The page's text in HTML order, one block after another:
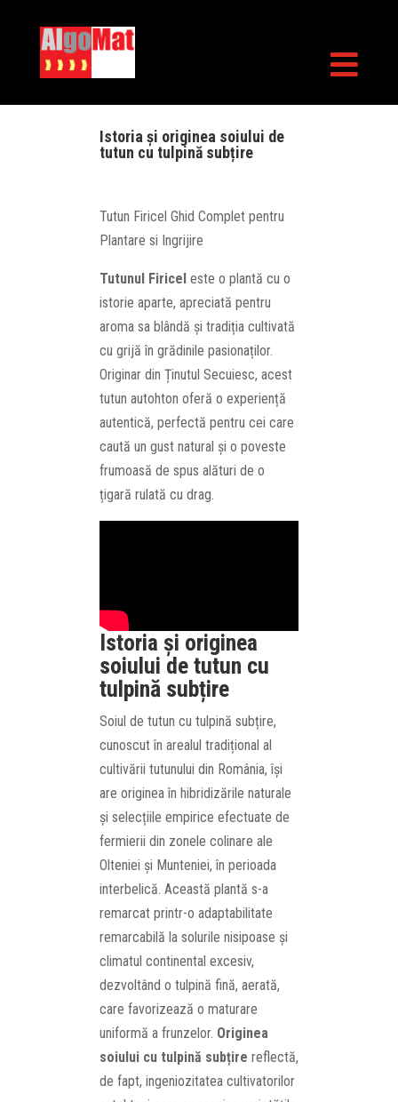

Istoria și originea soiului de
tutun cu tulpină subțire
Tutun Firicel Ghid Complet pentru
Plantare si Ingrijire
Tutunul Firicel este o plantă cu o
istorie aparte, apreciată pentru
aroma sa blândă și tradiția cultivată
cu grijă în grădinile pasionaților.
Originar din Ținutul Secuiesc, acest
tutun autohton oferă o experiență
autentică, perfectă pentru cei care
caută un gust natural și o poveste
frumoasă de spus alături de o
țigară rulată cu drag.
Istoria și originea
soiului de tutun cu
tulpină subțire
Soiul de tutun cu tulpină subțire,
cunoscut în arealul tradițional al
cultivării tutunului din România, își
are originea în hibridizările naturale
și selecțiile empirice efectuate de
fermierii din zonele colinare ale
Olteniei și Munteniei, în perioada
interbelică. Această plantă s-a
remarcat printr-o adaptabilitate
remarcabilă la solurile nisipoase și
climatul continental excesiv,
dezvoltând o tulpină fină, aerată,
care favorizează o maturare
uniformă a frunzelor. Originea
soiului cu tulpină subțire reflectă,
de fapt, ingeniozitatea cultivatorilor